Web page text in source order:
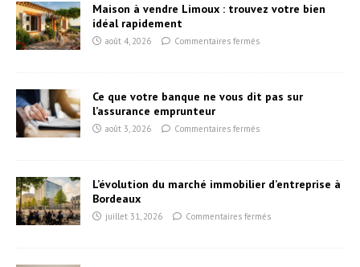
Maison à vendre Limoux : trouvez votre bien
idéal rapidement
août 4, 2026 Commentaires fermés
Ce que votre banque ne vous dit pas sur
l’assurance emprunteur
août 3, 2026 Commentaires fermés
L’évolution du marché immobilier d’entreprise à
Bordeaux
juillet 31, 2026 Commentaires fermés